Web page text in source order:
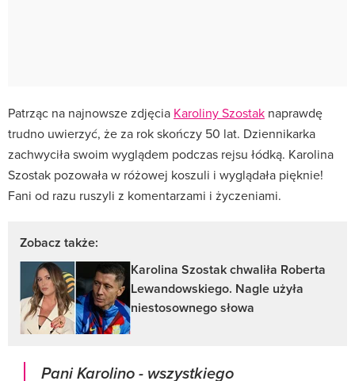
Patrząc na najnowsze zdjęcia Karoliny Szostak naprawdę
trudno uwierzyć, że za rok skończy 50 lat. Dziennikarka
zachwyciła swoim wyglądem podczas rejsu łódką. Karolina
Szostak pozowała w różowej koszuli i wyglądała pięknie!
Fani od razu ruszyli z komentarzami i życzeniami.
Zobacz także:
Karolina Szostak chwaliła Roberta
Lewandowskiego. Nagle użyła
niestosownego słowa
Pani Karolino - wszystkiego